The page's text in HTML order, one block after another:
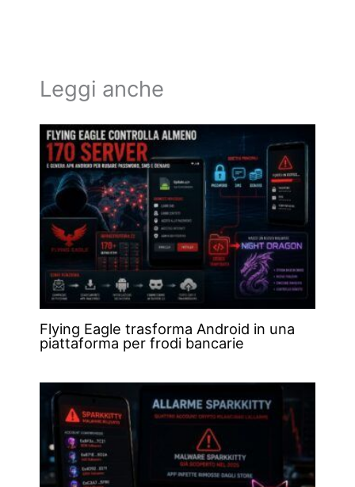
Leggi anche
Flying Eagle trasforma Android in una
piattaforma per frodi bancarie